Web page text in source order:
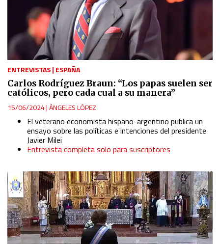
ENTREVISTAS| ESPAÑA
Carlos Rodríguez Braun: “Los papas suelen ser
católicos, pero cada cual a su manera”
15/06/2024|ÁNGELES LÓPEZ
El veterano economista hispano-argentino publica un
ensayo sobre las políticas e intenciones del presidente
Javier Milei
Entrevista completa solo para suscriptores